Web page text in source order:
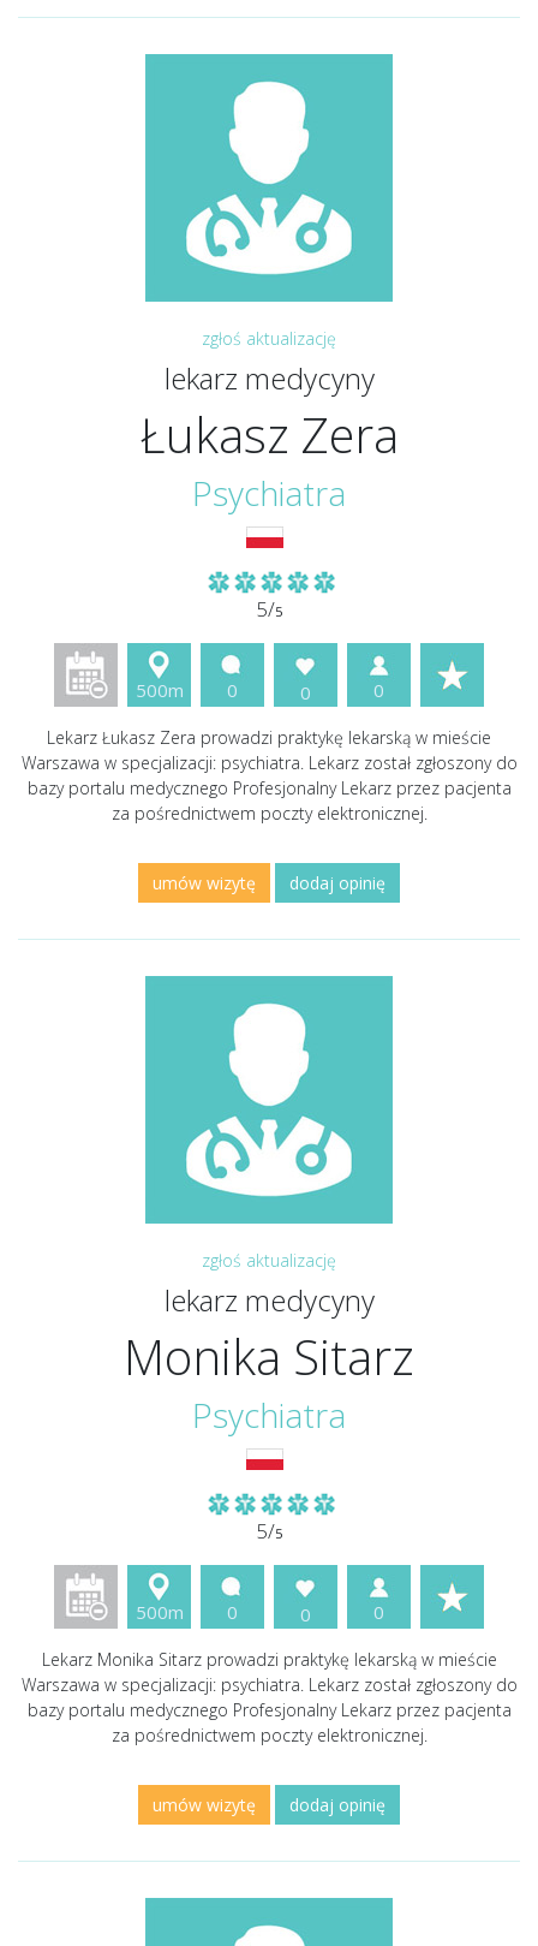
zgłoś aktualizację
lekarz medycyny
Łukasz Zera
Psychiatra
5/5
500m 0 0 0
Lekarz Łukasz Zera prowadzi praktykę lekarską w mieście
Warszawa w specjalizacji: psychiatra. Lekarz został zgłoszony do
bazy portalu medycznego Profesjonalny Lekarz przez pacjenta
za pośrednictwem poczty elektronicznej.
umów wizytę dodaj opinię
zgłoś aktualizację
lekarz medycyny
Monika Sitarz
Psychiatra
5/5
500m 0 0 0
Lekarz Monika Sitarz prowadzi praktykę lekarską w mieście
Warszawa w specjalizacji: psychiatra. Lekarz został zgłoszony do
bazy portalu medycznego Profesjonalny Lekarz przez pacjenta
za pośrednictwem poczty elektronicznej.
umów wizytę dodaj opinię